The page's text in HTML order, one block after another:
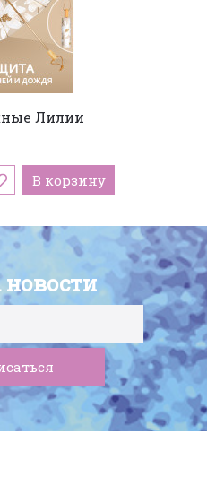
Лилии
В корзину